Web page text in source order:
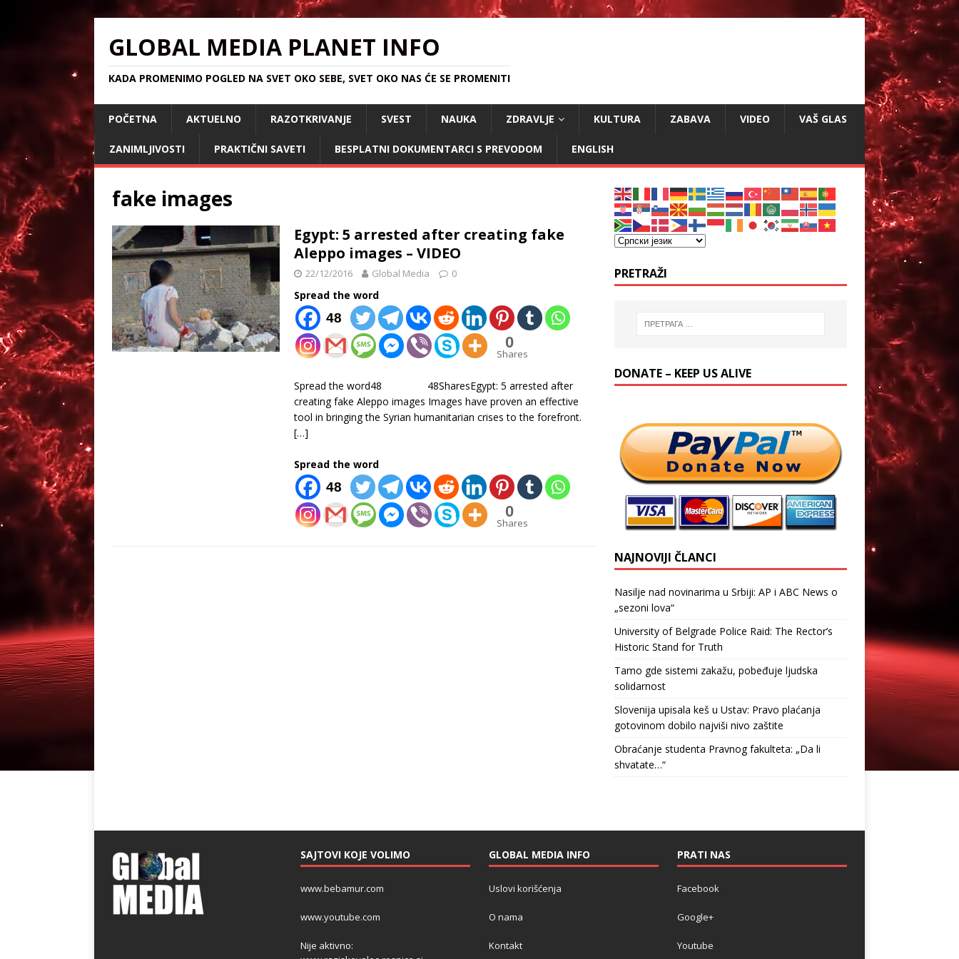
GLOBAL MEDIA PLANET INFO
KADA PROMENIMO POGLED NA SVET OKO SEBE, SVET OKO NAS ĆE SE PROMENITI
POČETNA AKTUELNO RAZOTKRIVANJE SVEST NAUKA ZDRAVLJE KULTURA ZABAVA VIDEO VAŠ GLAS
ZANIMLJIVOSTI PRAKTIČNI SAVETI BESPLATNI DOKUMENTARCI S PREVODOM ENGLISH
fake images
Egypt: 5 arrested after creating fake
Aleppo images – VIDEO
22/12/2016 Global Media 0
Spread the word
48
0
Shares
Spread the word48 48SharesEgypt: 5 arrested after
creating fake Aleppo images Images have proven an effective
tool in bringing the Syrian humanitarian crises to the forefront.
[…]
Spread the word
48
0
Shares
PRETRAŽI
DONATE – KEEP US ALIVE
NAJNOVIJI ČLANCI
Nasilje nad novinarima u Srbiji: AP i ABC News o
„sezoni lova“
University of Belgrade Police Raid: The Rector’s
Historic Stand for Truth
Tamo gde sistemi zakažu, pobeđuje ljudska
solidarnost
Slovenija upisala keš u Ustav: Pravo plaćanja
gotovinom dobilo najviši nivo zaštite
Obraćanje studenta Pravnog fakulteta: „Da li
shvatate…“
SAJTOVI KOJE VOLIMO
www.bebamur.com
www.youtube.com
Nije aktivno:
GLOBAL MEDIA INFO
Uslovi korišćenja
O nama
Kontakt
PRATI NAS
Facebook
Google+
Youtube